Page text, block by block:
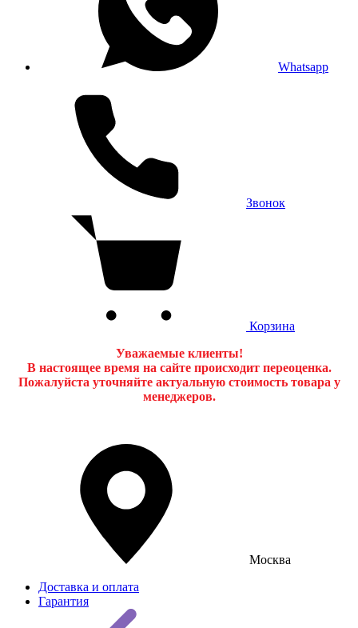
Whatsapp
Звонок
Корзина
Уважаемые клиенты!
В настоящее время на сайте происходит переоценка.
Пожалуйста уточняйте актуальную стоимость товара у
менеджеров.
Москва
Доставка и оплата
Гарантия